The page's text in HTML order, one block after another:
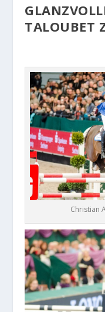
TALOUBET
Christian